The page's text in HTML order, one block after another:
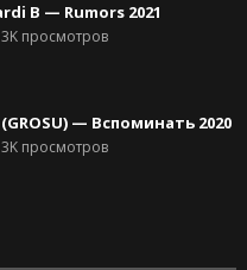
B — Rumors 2021
3Kпросмотров
— Вспоминать 2020
3Kпросмотров